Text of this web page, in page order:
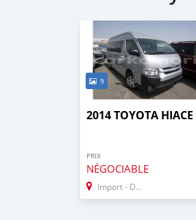
9
2014 TOYOTA HIACE
PRIX
NÉGOCIABLE
Import - Dubai